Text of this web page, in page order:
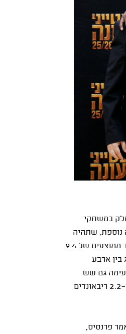
במשחקי
נוספת, שתהיה
השלישית שלו במועדון מהשרון. ב-17 משחקים העונה במסגרת ליגת ווינר סל הוא העמיד ממוצעים של 9.4
להתברג בין ארבע
עימה גם שש
הופעות בשלב הבתים של ליגת האלופות – שם תרם בממוצע 9.3 נקודות, 3.3 אסיסטים ו-2.2 ריבאונדים
פרנסיס,